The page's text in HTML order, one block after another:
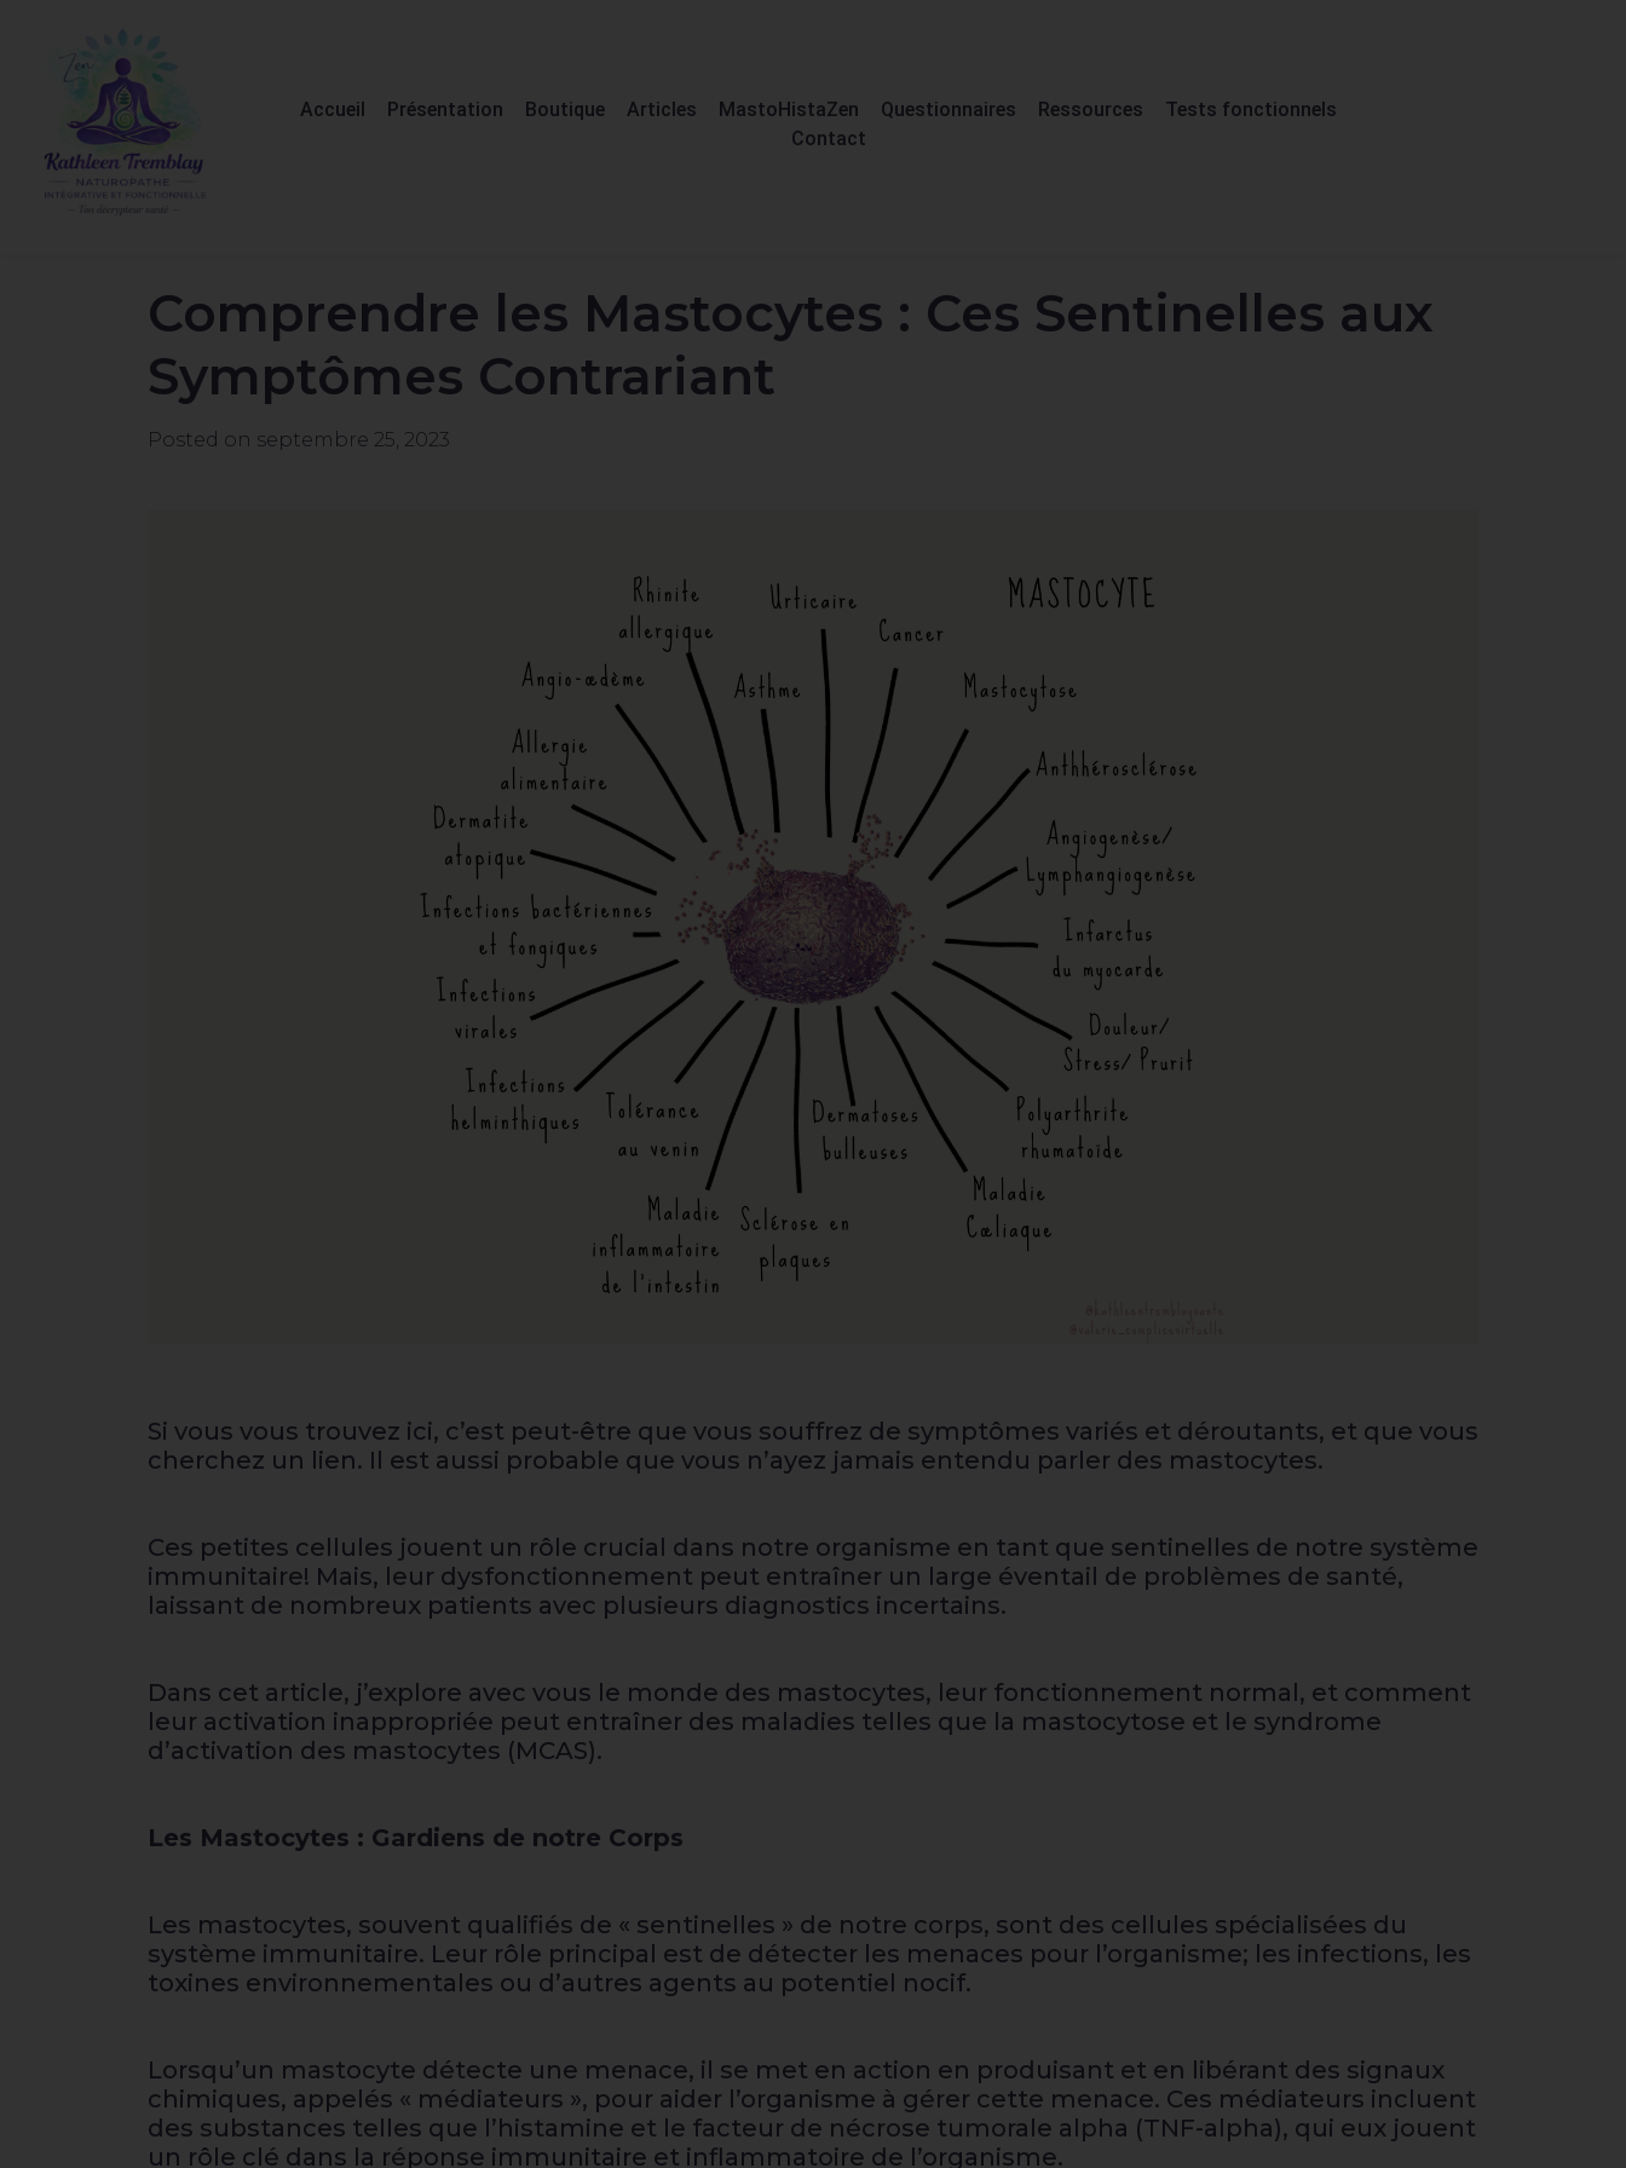
Accueil Présentation Boutique Articles MastoHistaZen Questionnaires Ressources
Tests fonctionnels
Contact
Comprendre les Mastocytes : Ces Sentinelles aux
Symptômes Contrariant
Posted on septembre 25, 2023
Si vous vous trouvez ici, c’est peut-être que vous souffrez de symptômes variés et déroutants, et que vous
cherchez un lien. Il est aussi probable que vous n’ayez jamais entendu parler des mastocytes.
Ces petites cellules jouent un rôle crucial dans notre organisme en tant que sentinelles de notre système
immunitaire! Mais, leur dysfonctionnement peut entraîner un large éventail de problèmes de santé,
laissant de nombreux patients avec plusieurs diagnostics incertains.
Dans cet article, j’explore avec vous le monde des mastocytes, leur fonctionnement normal, et comment
leur activation inappropriée peut entraîner des maladies telles que la mastocytose et le syndrome
d’activation des mastocytes (MCAS).
Les Mastocytes : Gardiens de notre Corps
Les mastocytes, souvent qualifiés de « sentinelles » de notre corps, sont des cellules spécialisées du
système immunitaire. Leur rôle principal est de détecter les menaces pour l’organisme; les infections, les
toxines environnementales ou d’autres agents au potentiel nocif.
Lorsqu’un mastocyte détecte une menace, il se met en action en produisant et en libérant des signaux
chimiques, appelés « médiateurs », pour aider l’organisme à gérer cette menace. Ces médiateurs incluent
des substances telles que l’histamine et le facteur de nécrose tumorale alpha (TNF-alpha), qui eux jouent
un rôle clé dans la réponse immunitaire et inflammatoire de l’organisme.